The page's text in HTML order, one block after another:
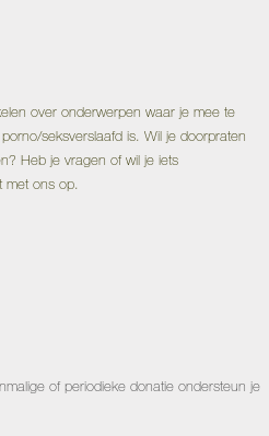
over onderwerpen waar je mee te
seksverslaafd is. Wil je doorpraten
Heb je vragen of wil je iets
met ons op.
of periodieke donatie ondersteun je